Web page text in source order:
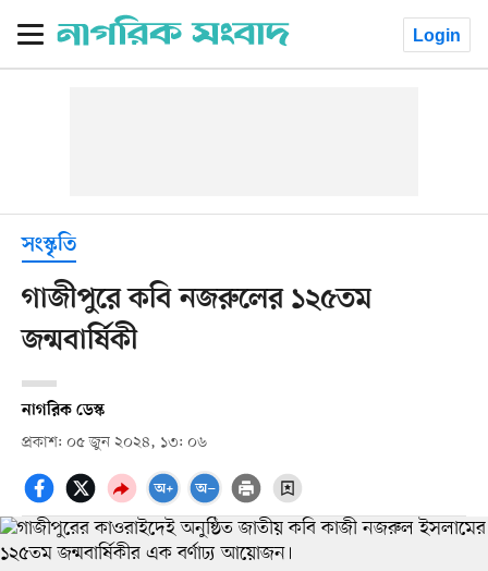
Login
সংস্কৃতি
গাজীপুরে কবি নজরুলের ১২৫তম
জন্মবার্ষিকী
নাগরিক ডেস্ক
প্রকাশ: ০৫ জুন ২০২৪, ১৩: ০৬